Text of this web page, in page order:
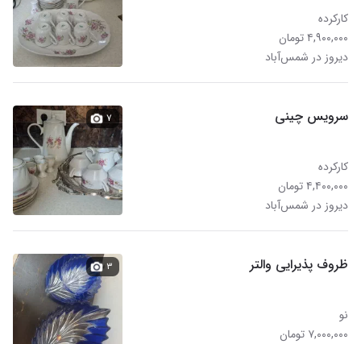
کارکرده
۴,۹۰۰,۰۰۰ تومان
دیروز در شمس‌آباد
سرویس چینی
کارکرده
۴,۴۰۰,۰۰۰ تومان
دیروز در شمس‌آباد
۷
ظروف پذیرایی والتر
نو
۷,۰۰۰,۰۰۰ تومان
۳